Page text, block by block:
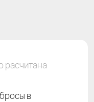
расчитана
в